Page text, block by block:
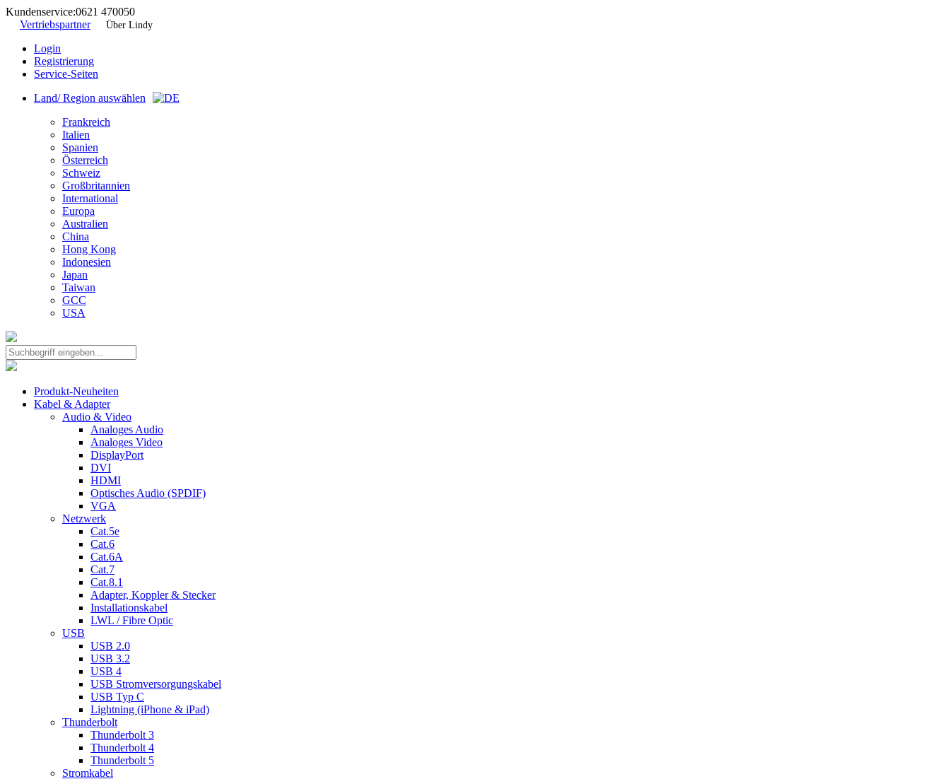
Kundenservice:0621 470050
Vertriebspartner
Über Lindy
Login
Registrierung
Service-Seiten
Land/ Region auswählen
Frankreich
Italien
Spanien
Österreich
Schweiz
Großbritannien
International
Europa
Australien
China
Hong Kong
Indonesien
Japan
Taiwan
GCC
USA
Produkt-Neuheiten
Kabel & Adapter
Audio & Video
Analoges Audio
Analoges Video
DisplayPort
DVI
HDMI
Optisches Audio (SPDIF)
VGA
Netzwerk
Cat.5e
Cat.6
Cat.6A
Cat.7
Cat.8.1
Adapter, Koppler & Stecker
Installationskabel
LWL / Fibre Optic
USB
USB 2.0
USB 3.2
USB 4
USB Stromversorgungskabel
USB Typ C
Lightning (iPhone & iPad)
Thunderbolt
Thunderbolt 3
Thunderbolt 4
Thunderbolt 5
Stromkabel